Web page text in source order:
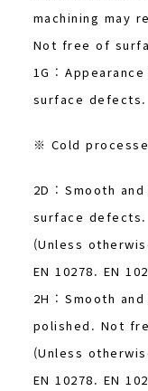
machining may
Not free of
1G :
surface defects.
※ Cold
2D : Smooth
surface defects.
(Unless
EN 10278. EN
2H : Smooth
polished. Not
(Unless
EN 10278. EN